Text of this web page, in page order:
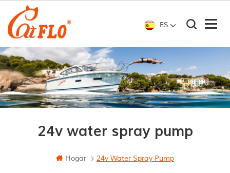
ES
24v water spray pump
Hogar 24v Water Spray Pump